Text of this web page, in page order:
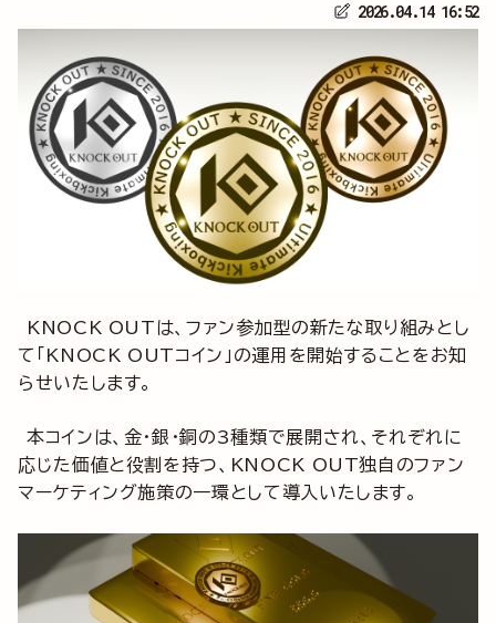
2026.04.14 16:52
KNOCK OUTは、ファン参加型の新たな取り組みとし
て「KNOCK OUTコイン」の運用を開始することをお知
らせいたします。
本コインは、金・銀・銅の3種類で展開され、それぞれに
応じた価値と役割を持つ、KNOCK OUT独自のファン
マーケティング施策の一環として導入いたします。